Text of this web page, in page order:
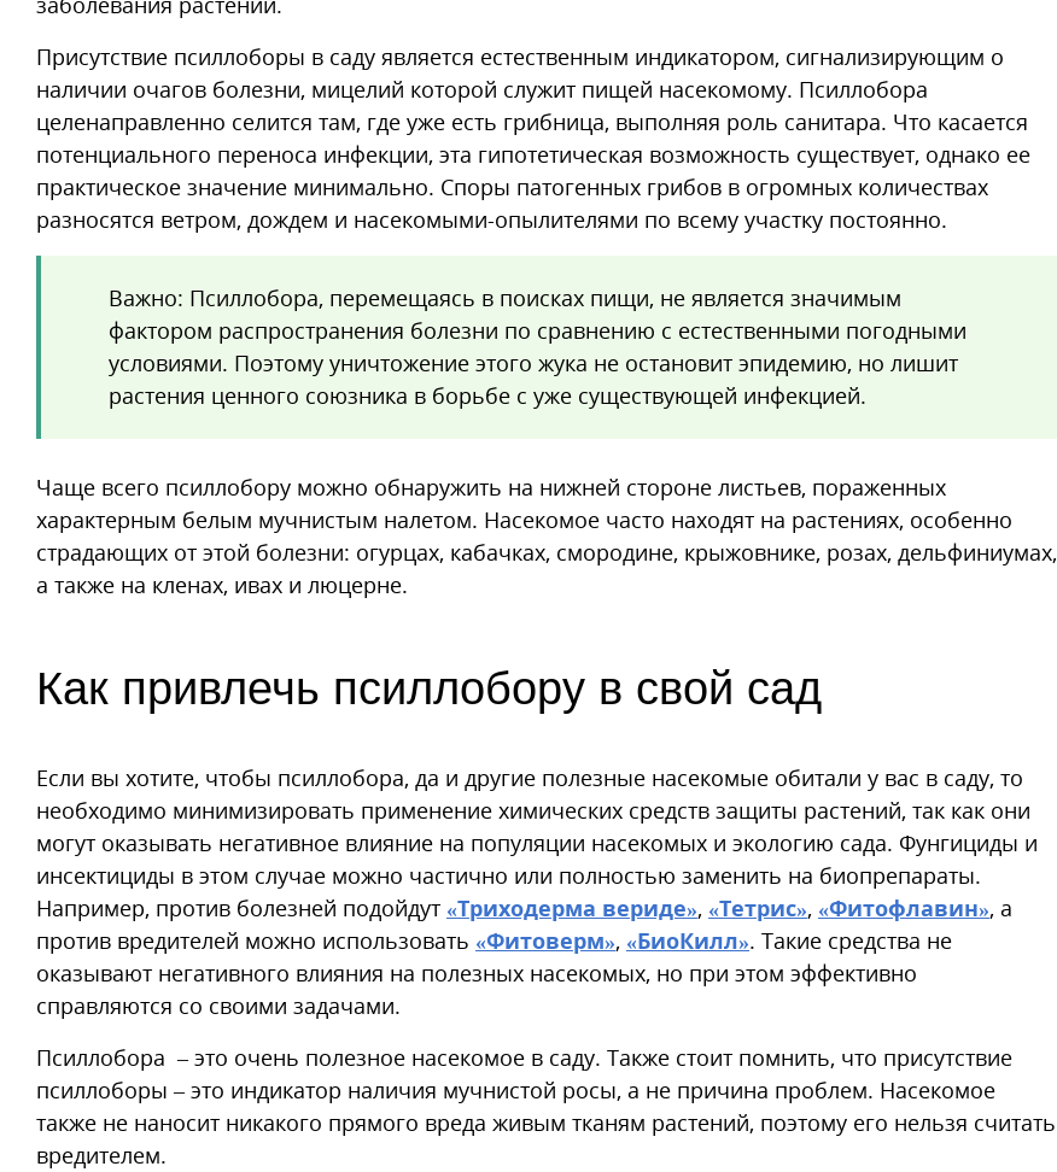
Присутствие псиллоборы в саду является естественным индикатором, сигнализирующим о
наличии очагов болезни, мицелий которой служит пищей насекомому. Псиллобора
целенаправленно селится там, где уже есть грибница, выполняя роль санитара. Что касается
потенциального переноса инфекции, эта гипотетическая возможность существует, однако ее
практическое значение минимально. Споры патогенных грибов в огромных количествах
разносятся ветром, дождем и насекомыми-опылителями по всему участку постоянно.
Важно: Псиллобора, перемещаясь в поисках пищи, не является значимым
фактором распространения болезни по сравнению с естественными погодными
условиями. Поэтому уничтожение этого жука не остановит эпидемию, но лишит
растения ценного союзника в борьбе с уже существующей инфекцией.
Чаще всего псиллобору можно обнаружить на нижней стороне листьев, пораженных
характерным белым мучнистым налетом. Насекомое часто находят на растениях, особенно
страдающих от этой болезни: огурцах, кабачках, смородине, крыжовнике, розах, дельфиниумах,
а также на кленах, ивах и люцерне.
Как привлечь псиллобору в свой сад
Если вы хотите, чтобы псиллобора, да и другие полезные насекомые обитали у вас в саду, то
необходимо минимизировать применение химических средств защиты растений, так как они
могут оказывать негативное влияние на популяции насекомых и экологию сада. Фунгициды и
инсектициды в этом случае можно частично или полностью заменить на биопрепараты.
Например, против болезней подойдут «Триходерма вериде», «Тетрис», «Фитофлавин», а
против вредителей можно использовать «Фитоверм», «БиоКилл». Такие средства не
оказывают негативного влияния на полезных насекомых, но при этом эффективно
справляются со своими задачами.
Псиллобора – это очень полезное насекомое в саду. Также стоит помнить, что присутствие
псиллоборы – это индикатор наличия мучнистой росы, а не причина проблем. Насекомое
также не наносит никакого прямого вреда живым тканям растений, поэтому его нельзя считать
вредителем.